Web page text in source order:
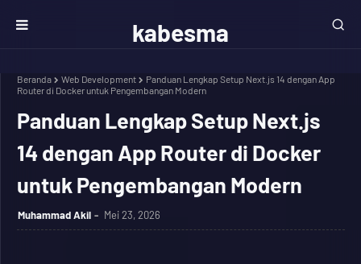
kabesma
Beranda Web Development
Panduan Lengkap Setup Next.js 14 dengan App
Router di Docker untuk Pengembangan Modern
Panduan Lengkap Setup Next.js
14 dengan App Router di Docker
untuk Pengembangan Modern
Muhammad Akil Mei 23, 2026